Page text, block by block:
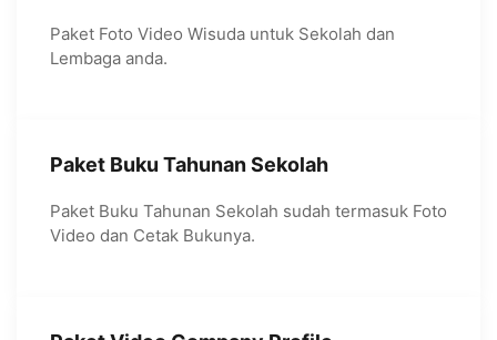
Paket Foto Video Wisuda untuk Sekolah dan
Lembaga anda.
Paket Buku Tahunan Sekolah
Paket Buku Tahunan Sekolah sudah termasuk Foto
Video dan Cetak Bukunya.